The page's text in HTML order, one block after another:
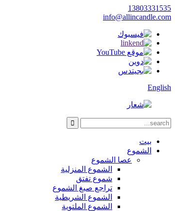
13803331535
info@allincandle.com
English
بيت
الشموع
عصا الشموع
الشموع المنزلية
شموع تفتق
تراجع صبغ الشموع
الشموع الشريطية
الشموع الملتوية